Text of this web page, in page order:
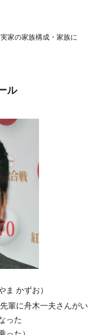
家の家族構成・家族に
ル
ま かずお）
輩に舟木一夫さんがい
った